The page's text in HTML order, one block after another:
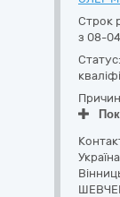
Строк
з 08-
Статус:
Україна